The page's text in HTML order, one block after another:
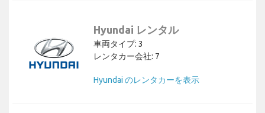
Hyundai レンタル
車両タイプ: 3
レンタカー会社: 7
Hyundai のレンタカーを表示